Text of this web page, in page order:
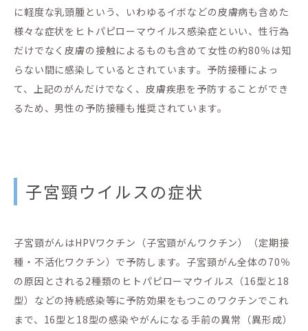
に軽度な乳頭腫という、いわゆるイボなどの皮膚病も含めた
様々な症状をヒトパピローマウイルス感染症といい、性行為
だけでなく皮膚の接触によるものも含めて女性の約80％は知
らない間に感染しているとされています。予防接種によっ
て、上記のがんだけでなく、皮膚疾患を予防することができ
るため、男性の予防接種も推奨されています。
子宮頸ウイルスの症状
子宮頸がんはHPVワクチン（子宮頸がんワクチン）（定期接
種・不活化ワクチン）で予防します。子宮頸がん全体の70％
の原因とされる2種類のヒトパピローマウイルス（16型と18
型）などの持続感染等に予防効果をもつこのワクチンでこれ
まで、16型と18型の感染やがんになる手前の異常（異形成）